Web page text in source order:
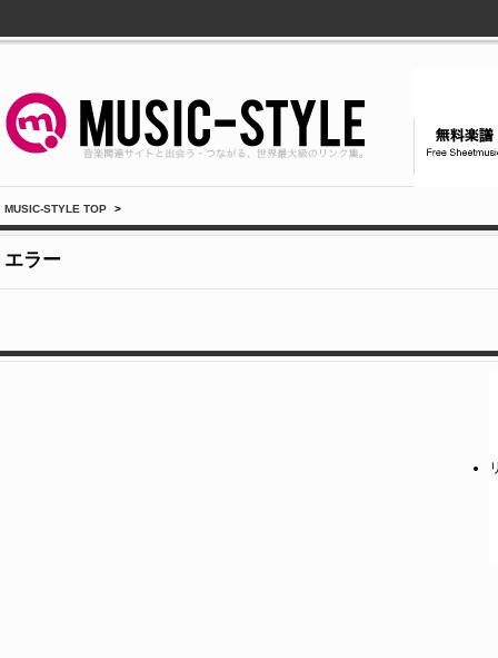
MUSIC-STYLE TOP >
エラー